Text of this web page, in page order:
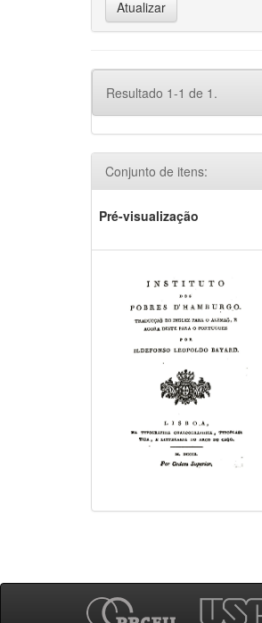
Resultado 1-1 de 1.
Conjunto de itens:
Pré-visualização